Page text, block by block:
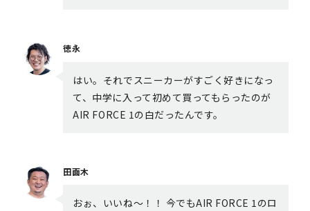
徳永
はい。それでスニーカーがすごく好きになっ
て、中学に入って初めて買ってもらったのが
AIR FORCE 1の白だったんです。
田面木
おぉ、いいね〜！！ 今でもAIR FORCE 1のロ